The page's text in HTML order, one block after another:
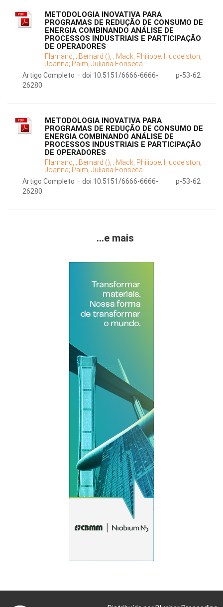
METODOLOGIA INOVATIVA PARA
PROGRAMAS DE REDUÇÃO DE CONSUMO DE
ENERGIA COMBINANDO ANÁLISE DE
PROCESSOS INDUSTRIAIS E PARTICIPAÇÃO
DE OPERADORES
Flamand, ; Bernard (), ; Mack, Philippe; Huddelston,
Joanna; Paim, Juliana Fonseca
Artigo Completo – doi 10.5151/6666-6666-
26280
p-53-62
METODOLOGIA INOVATIVA PARA
PROGRAMAS DE REDUÇÃO DE CONSUMO DE
ENERGIA COMBINANDO ANÁLISE DE
PROCESSOS INDUSTRIAIS E PARTICIPAÇÃO
DE OPERADORES
Flamand, ; Bernard (), ; Mack, Philippe; Huddelston,
Joanna; Paim, Juliana Fonseca
Artigo Completo – doi 10.5151/6666-6666-
26280
p-53-62
...e mais